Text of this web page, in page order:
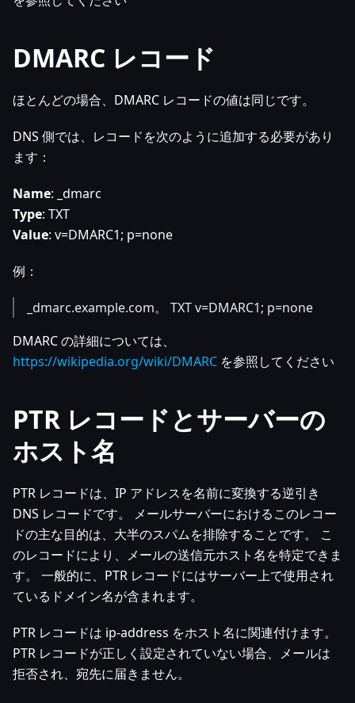
DMARC レコード
ほとんどの場合、DMARC レコードの値は同じです。
DNS 側では、レコードを次のように追加する必要があり
ます：
Name: _dmarc
Type: TXT
Value: v=DMARC1; p=none
例：
_dmarc.example.com。 TXT v=DMARC1; p=none
DMARC の詳細については、
https://wikipedia.org/wiki/DMARC を参照してください
PTR レコードとサーバーの
ホスト名
PTR レコードは、IP アドレスを名前に変換する逆引き
DNS レコードです。 メールサーバーにおけるこのレコー
ドの主な目的は、大半のスパムを排除することです。 こ
のレコードにより、メールの送信元ホスト名を特定できま
す。 一般的に、PTR レコードにはサーバー上で使用され
ているドメイン名が含まれます。
PTR レコードは ip-address をホスト名に関連付けます。
PTR レコードが正しく設定されていない場合、メールは
拒否され、宛先に届きません。